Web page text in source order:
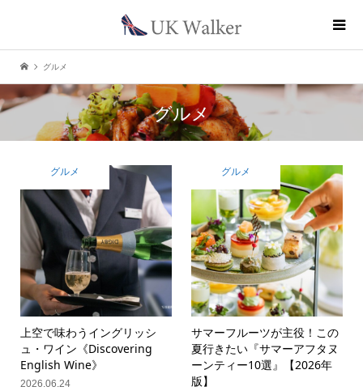
グルメ
グルメ
グルメ
上空で味わうイングリッシ
ュ・ワイン《Discovering
English Wine》
2026.06.24
グルメ
サマーフルーツが主役！この
夏行きたい『サマーアフタヌ
ーンティー10選』【2026年
版】